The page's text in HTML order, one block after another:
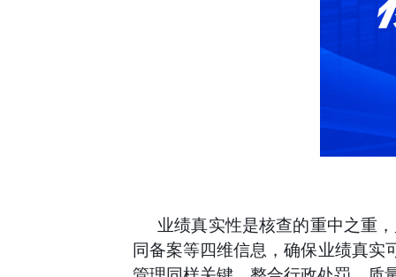
业绩真实性是核查的重中之重
同备案等四维信息，确保业绩真